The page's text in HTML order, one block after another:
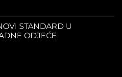
STANDARD U
ODJEĆE